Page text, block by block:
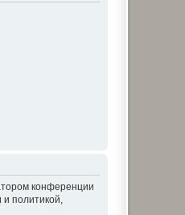
конференции
политикой,